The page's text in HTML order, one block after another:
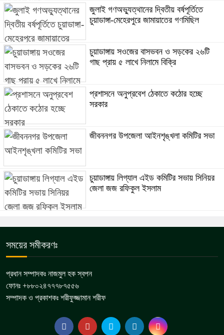
জুলাই গণঅভ্যুত্থানের দ্বিতীয় বর্ষপূর্তিতে
চুয়াডাঙ্গা-মেহেরপুরে জামায়াতের গণমিছিল
চুয়াডাঙ্গায় সওজের বাসভবন ও সড়কের ২৬টি
গাছ প্রায় ৫ লাখে নিলামে বিক্রি
প্রশাসনে অনুপ্রবেশ ঠেকাতে কঠোর হচ্ছে
সরকার
জীবননগর উপজেলা আইনশৃঙ্খলা কমিটির সভা
চুয়াডাঙ্গায় লিগ্যাল এইড কমিটির সভায় সিনিয়র
জেলা জজ রফিকুল ইসলাম
সময়ের সমীকরণঃ
প্রধান সম্পাদকঃ নাজমুল হক স্বপন
ফোনঃ +৮৮০২৪৭৭৭৮৭৫৫৬
সম্পাদক ও প্রকাশকঃ শরীফুজ্জামান শরীফ